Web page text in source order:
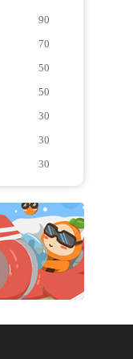
90
70
50
50
30
30
30